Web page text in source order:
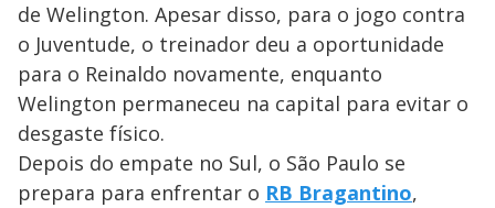
de Welington. Apesar disso, para o jogo contra
o Juventude, o treinador deu a oportunidade
para o Reinaldo novamente, enquanto
Welington permaneceu na capital para evitar o
desgaste físico.
Depois do empate no Sul, o São Paulo se
prepara para enfrentar o RB Bragantino,